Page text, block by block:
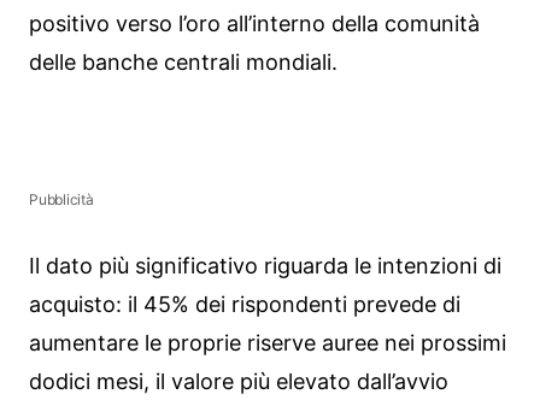
positivo verso l’oro all’interno della comunità
delle banche centrali mondiali.
Pubblicità
Il dato più significativo riguarda le intenzioni di
acquisto: il 45% dei rispondenti prevede di
aumentare le proprie riserve auree nei prossimi
dodici mesi, il valore più elevato dall’avvio